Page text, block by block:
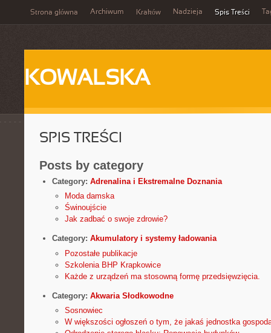
Strona główna Archiwum Kraków Nadzieja Spis Treści
KOWALSKA
SPIS TREŚCI
Posts by category
Category: Adrenalina i Ekstremalne Doznania
Moda damska
Świnoujście
Jak zadbać o swoje zdrowie?
Category: Akumulatory i systemy ładowania
Pozostałe publikacje
Szkolenia BHP Krapkowice
Każde z urządzeń ma stosowną formę przedsięwzięcia.
Category: Akwaria Słodkowodne
Sosnowiec
W większości ogłoszeń o tym, że jakaś jednostka